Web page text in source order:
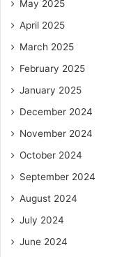
May 2025
April 2025
March 2025
February 2025
January 2025
December 2024
November 2024
October 2024
September 2024
August 2024
July 2024
June 2024